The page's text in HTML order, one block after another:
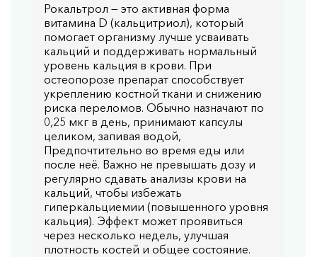
Рокальтрол — это активная форма
витамина D (кальцитриол), который
помогает организму лучше усваивать
кальций и поддерживать нормальный
уровень кальция в крови. При
остеопорозе препарат способствует
укреплению костной ткани и снижению
риска переломов. Обычно назначают по
0,25 мкг в день, принимают капсулы
целиком, запивая водой,
Предпочтительно во время еды или
после неё. Важно не превышать дозу и
регулярно сдавать анализы крови на
кальций, чтобы избежать
гиперкальциемии (повышенного уровня
кальция). Эффект может проявиться
через несколько недель, улучшая
плотность костей и общее состояние.